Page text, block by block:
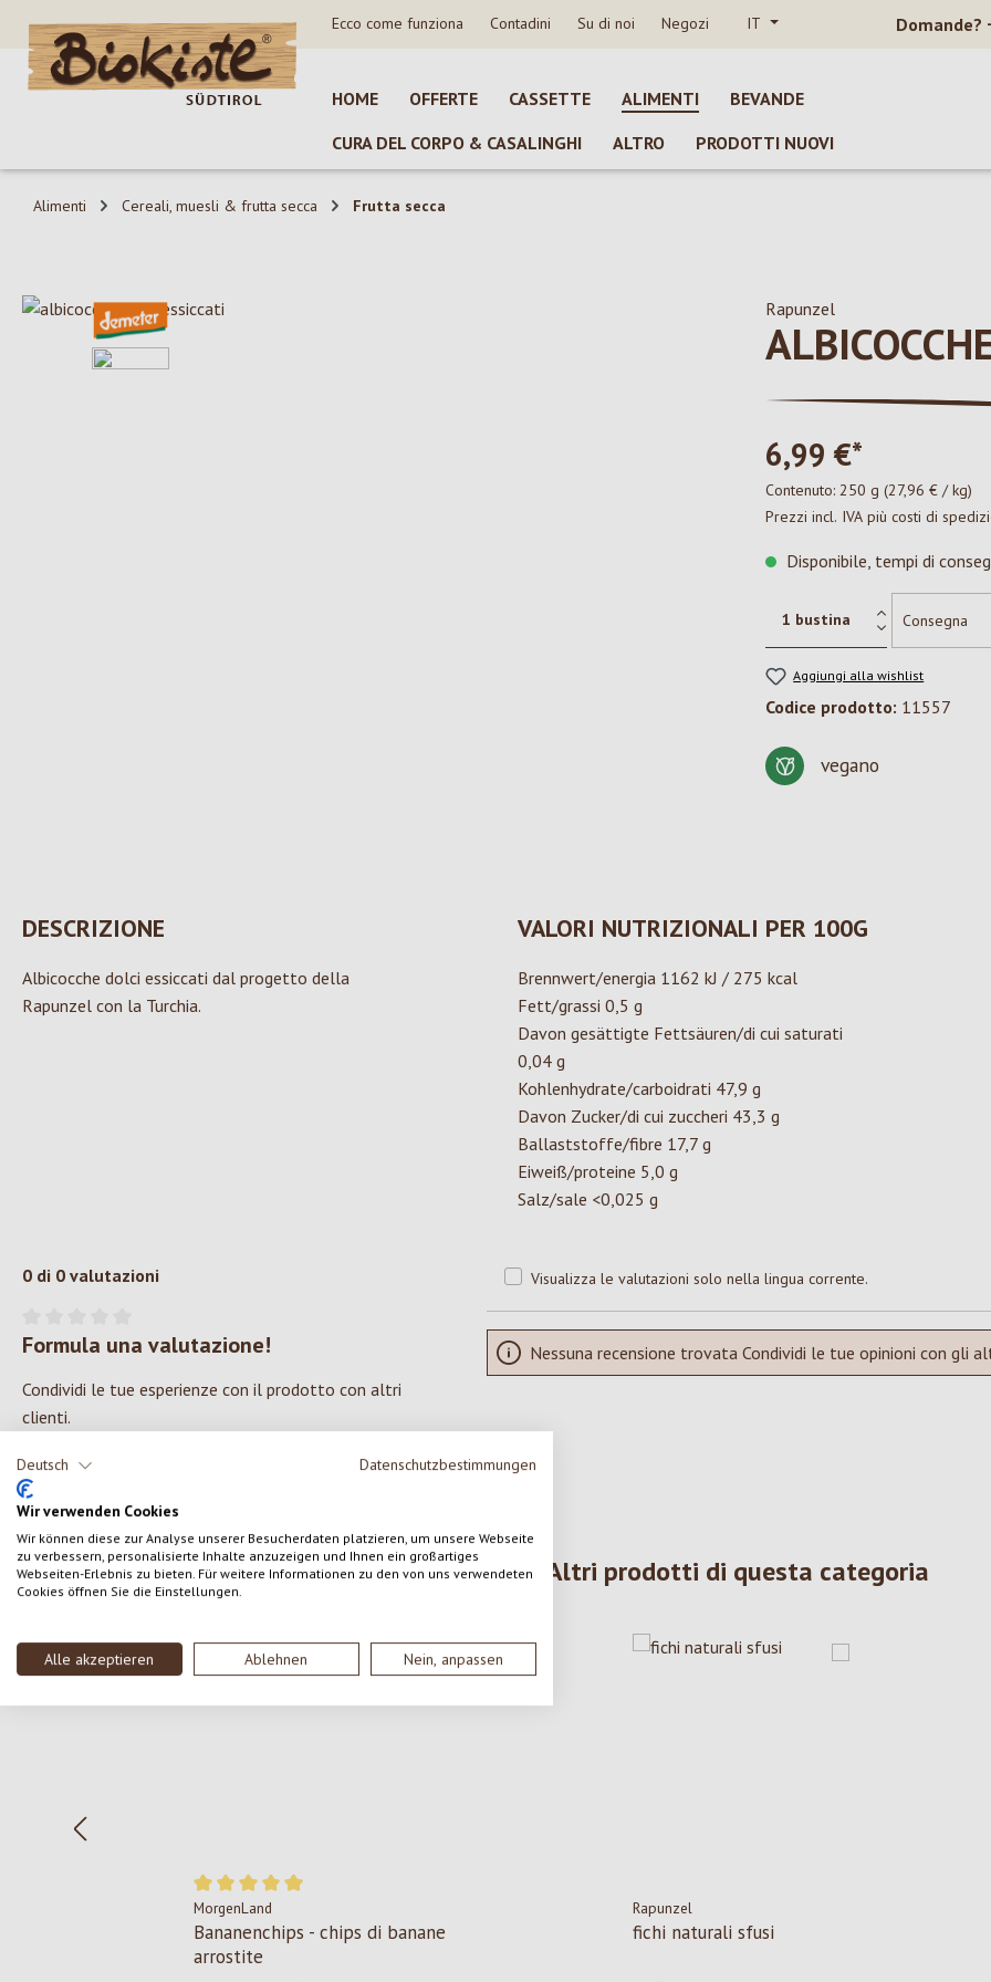
Deutsch Datenschutzbestimmungen
Wir verwenden Cookies
Wir können diese zur Analyse unserer Besucherdaten platzieren, um unsere Webseite
zu verbessern, personalisierte Inhalte anzuzeigen und Ihnen ein großartiges
Webseiten-Erlebnis zu bieten. Für weitere Informationen zu den von uns verwendeten
Cookies öffnen Sie die Einstellungen.
Alle akzeptieren Ablehnen Nein, anpassen
al contenuto principale
Salta alla ricerca
Passa alla navigazione principale Ecco come funziona Contadini Su di noi Negozi IT Domande?
HOME OFFERTE CASSETTE ALIMENTI
BEVANDE
CURA DEL CORPO & CASALINGHI
ALTRO PRODOTTI NUOVI
Alimenti Cereali, muesli & frutta secca Frutta secca
Salta la galleria di immagini Rapunzel
6,99 €*
Contenuto: 250 g (27,96 € / kg)
Prezzi incl. IVA più costi di
Disponibile, tempi di
Aggiungi alla wishlist
Codice prodotto: 11557
vegano
DESCRIZIONE
Albicocche dolci essiccati dal progetto della
Rapunzel con la Turchia.
VALORI NUTRIZIONALI PER 100G
Brennwert/energia 1162 kJ / 275 kcal
Fett/grassi 0,5 g
Davon gesättigte Fettsäuren/di cui saturati
0,04 g
Kohlenhydrate/carboidrati 47,9 g
Davon Zucker/di cui zuccheri 43,3 g
Ballaststoffe/fibre 17,7 g
Eiweiß/proteine 5,0 g
Salz/sale <0,025 g
0 di 0 valutazioni
Valutazione media di 0 su 5 stelle
Formula una valutazione!
Condividi le tue esperienze con il prodotto con altri
clienti.
SCRIVERE UNA RECENSIONE
Visualizza le valutazioni solo nella lingua corrente.
Nessuna recensione trovata Condividi le tue opinioni con gli
Altri prodotti di questa categoria
Valutazione media di 5 su 5 stelle
MorgenLand
Bananenchips - chips di banane
arrostite
Rapunzel
fichi naturali sfusi